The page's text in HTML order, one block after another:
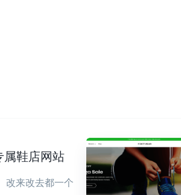
鞋店网站
改来改去都一个